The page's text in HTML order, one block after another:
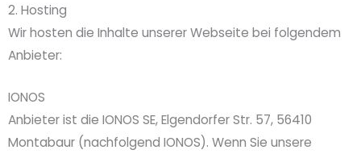
2. Hosting
Wir hosten die Inhalte unserer Webseite bei folgendem
Anbieter:
IONOS
Anbieter ist die IONOS SE, Elgendorfer Str. 57, 56410
Montabaur (nachfolgend IONOS). Wenn Sie unsere